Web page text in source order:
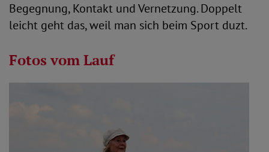
Begegnung, Kontakt und Vernetzung. Doppelt
leicht geht das, weil man sich beim Sport duzt.
Fotos vom Lauf